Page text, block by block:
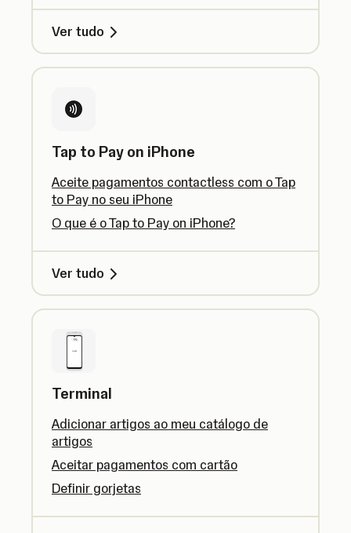
Ver tudo
Tap to Pay on iPhone
Aceite pagamentos contactless com o Tap
to Pay no seu iPhone
O que é o Tap to Pay on iPhone?
Ver tudo
Terminal
Adicionar artigos ao meu catálogo de
artigos
Aceitar pagamentos com cartão
Definir gorjetas